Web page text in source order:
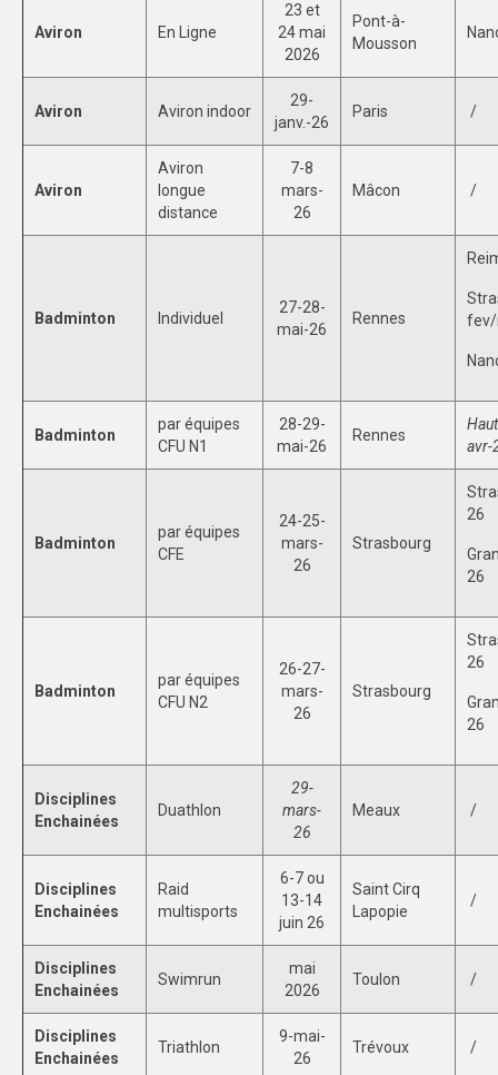
LOGOTHÈQUE
AFFICHES
PARTENAIRES
Aviron En Ligne
23 et
24 mai
2026
Pont-à-
Mousson
Aviron Aviron indoor
29-
janv.-26
Paris /
Aviron
Aviron
longue
distance
7-8
mars-
26
Mâcon /
Badminton Individuel
27-28-
mai-26
Rennes
fev/
Badminton
par équipes
CFU N1
28-29-
mai-26
Rennes
avr-
Badminton
par équipes
CFE
24-25-
mars-
26
Strasbourg
26
26
Badminton
par équipes
CFU N2
26-27-
mars-
26
Strasbourg
26
26
Disciplines
Enchainées
Duathlon
29-
mars-
26
Meaux /
Disciplines
Enchainées
Raid
multisports
6-7 ou
13-14
juin 26
Saint Cirq
Lapopie
/
Disciplines
Enchainées
Swimrun
mai
2026
Toulon /
Disciplines
Enchainées
Triathlon
9-mai-
26
Trévoux /